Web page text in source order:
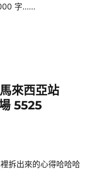
字……
來西亞站
5525
拆出來的心得哈哈哈